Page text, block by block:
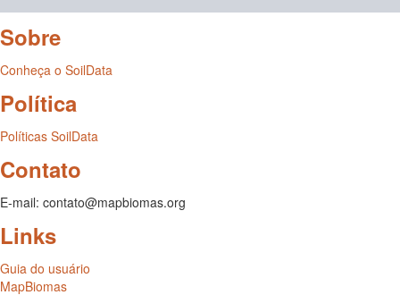
Sobre
Conheça o SoilData
Política
Políticas SoilData
Contato
E-mail: contato@mapbiomas.org
Links
Guia do usuário
MapBiomas